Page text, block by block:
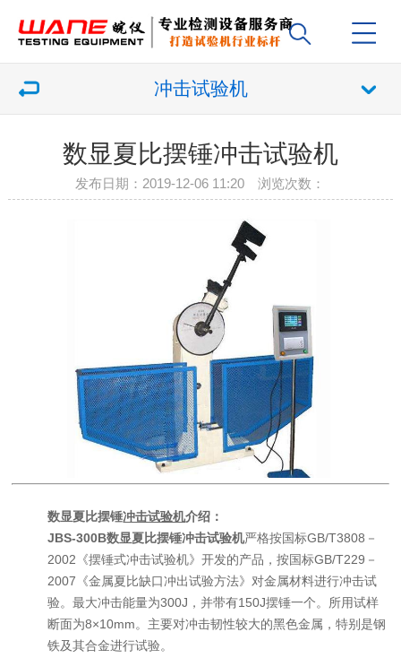
冲击试验机
数显夏比摆锤冲击试验机
发布日期：2019-12-06 11:20 浏览次数：
数显夏比摆锤冲击试验机介绍：
JBS-300B数显夏比摆锤冲击试验机严格按国标GB/T3808－
2002《摆锤式冲击试验机》开发的产品，按国标GB/T229－
2007《金属夏比缺口冲出试验方法》对金属材料进行冲击试
验。最大冲击能量为300J，并带有150J摆锤一个。所用试样
断面为8×10mm。主要对冲击韧性较大的黑色金属，特别是钢
铁及其合金进行试验。